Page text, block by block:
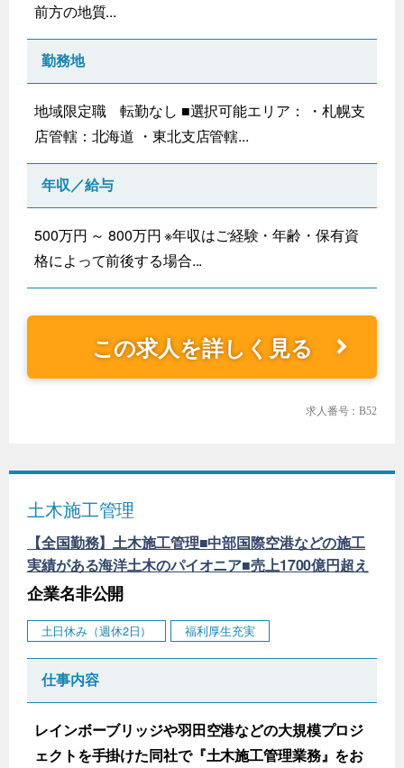
前方の地質...
勤務地
地域限定職 転勤なし ■選択可能エリア： ・札幌支
店管轄：北海道 ・東北支店管轄...
年収／給与
500万円 ～ 800万円 ※年収はご経験・年齢・保有資
格によって前後する場合...
この求人を詳しく見る
求人番号：B52
土木施工管理
【全国勤務】土木施工管理■中部国際空港などの施工
実績がある海洋土木のパイオニア■売上1700億円超え
企業名非公開
土日休み（週休2日） 福利厚生充実
仕事内容
レインボーブリッジや羽田空港などの大規模プロジ
ェクトを手掛けた同社で『土木施工管理業務』をお